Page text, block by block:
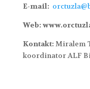
E-mail:
Web:
Kontakt: Miralem
koordinator ALF